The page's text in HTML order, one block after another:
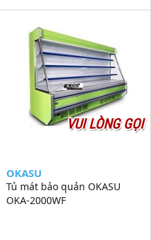
VUI LÒNG GỌI
OKASU
Tủ mát bảo quản OKASU
OKA-2000WF